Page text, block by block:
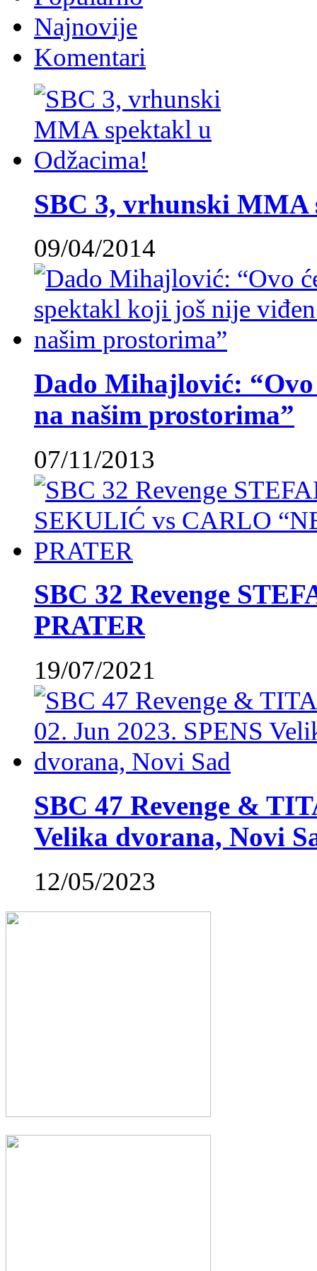
Najnovije
Komentari
SBC 3, vrhunski MMA
09/04/2014
Dado Mihajlović:
na našim prostorima”
07/11/2013
SBC 32 Revenge
PRATER
19/07/2021
SBC 47 Revenge &
Velika dvorana, Novi
12/05/2023